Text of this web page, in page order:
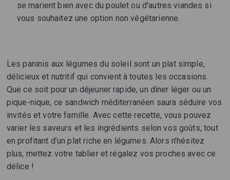
se marient bien avec du poulet ou d'autres viandes si
vous souhaitez une option non végétarienne.
Les paninis aux légumes du soleil sont un plat simple,
délicieux et nutritif qui convient à toutes les occasions.
Que ce soit pour un déjeuner rapide, un dîner léger ou un
pique-nique, ce sandwich méditerranéen saura séduire vos
invités et votre famille. Avec cette recette, vous pouvez
varier les saveurs et les ingrédients selon vos goûts, tout
en profitant d’un plat riche en légumes. Alors n’hésitez
plus, mettez votre tablier et régalez vos proches avec ce
délice !